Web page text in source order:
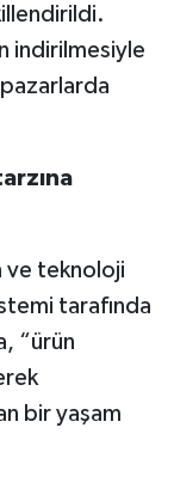
indirilmesiyle
ve teknoloji
tarafında
“ürün
bir yaşam